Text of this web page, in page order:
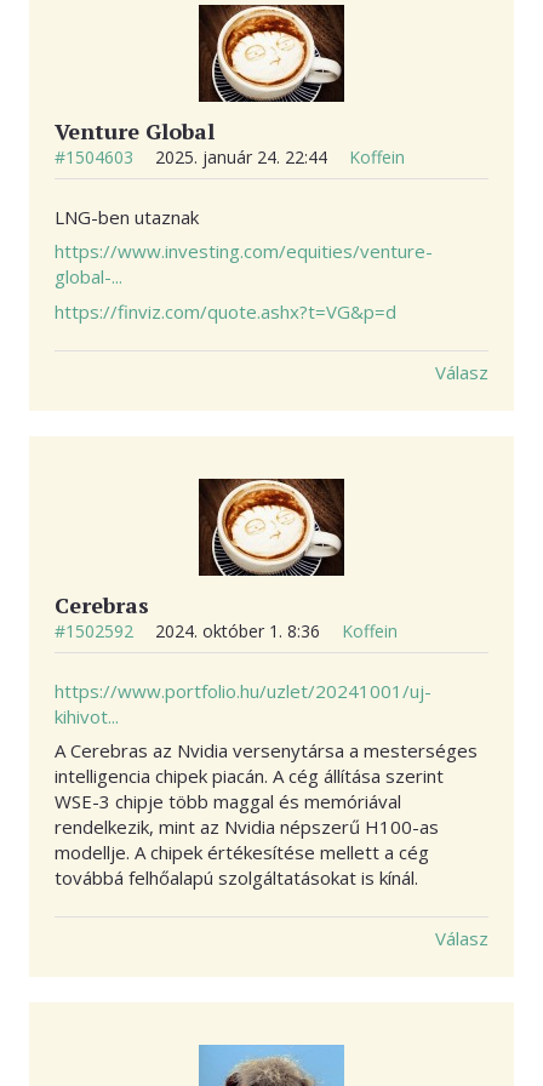
Venture Global
#1504603 2025. január 24. 22:44 Koffein
LNG-ben utaznak
https://www.investing.com/equities/venture-
global-...
https://finviz.com/quote.ashx?t=VG&p=d
Válasz
Cerebras
#1502592 2024. október 1. 8:36 Koffein
https://www.portfolio.hu/uzlet/20241001/uj-
kihivot...
A Cerebras az Nvidia versenytársa a mesterséges
intelligencia chipek piacán. A cég állítása szerint
WSE-3 chipje több maggal és memóriával
rendelkezik, mint az Nvidia népszerű H100-as
modellje. A chipek értékesítése mellett a cég
továbbá felhőalapú szolgáltatásokat is kínál.
Válasz